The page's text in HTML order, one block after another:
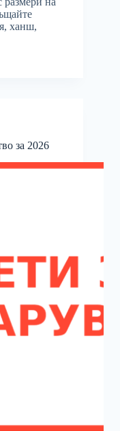
ханш,
за 2026